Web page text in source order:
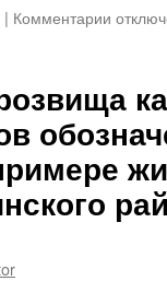
| Комментарии к
Е.
А.